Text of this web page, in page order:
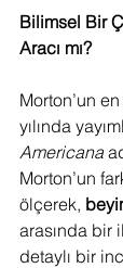
Bilimsel Bir
Aracı mı?
Morton’un
yılında
Americana
Morton’un
ölçerek,
arasında bir
detaylı bir